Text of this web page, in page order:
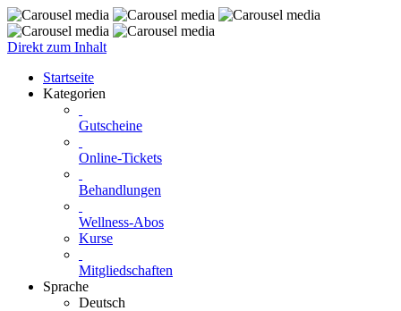
Direkt zum Inhalt
Startseite
Kategorien
Gutscheine
Online-Tickets
Behandlungen
Wellness-Abos
Kurse
Mitgliedschaften
Sprache
Deutsch